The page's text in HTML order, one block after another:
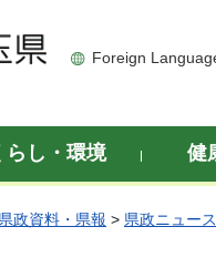
Foreign
らし・環境 健
県政資料・県報 > 県政ニュー